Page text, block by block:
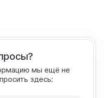
мы ещё не
здесь: